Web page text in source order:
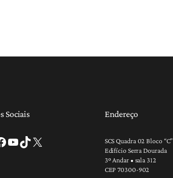
Sociais
Youtube TikTok X
Endereço
SCS Quadra 02 Bloco “C”
Edifício Serra Dourada
3º Andar • sala 312
CEP 70300-902